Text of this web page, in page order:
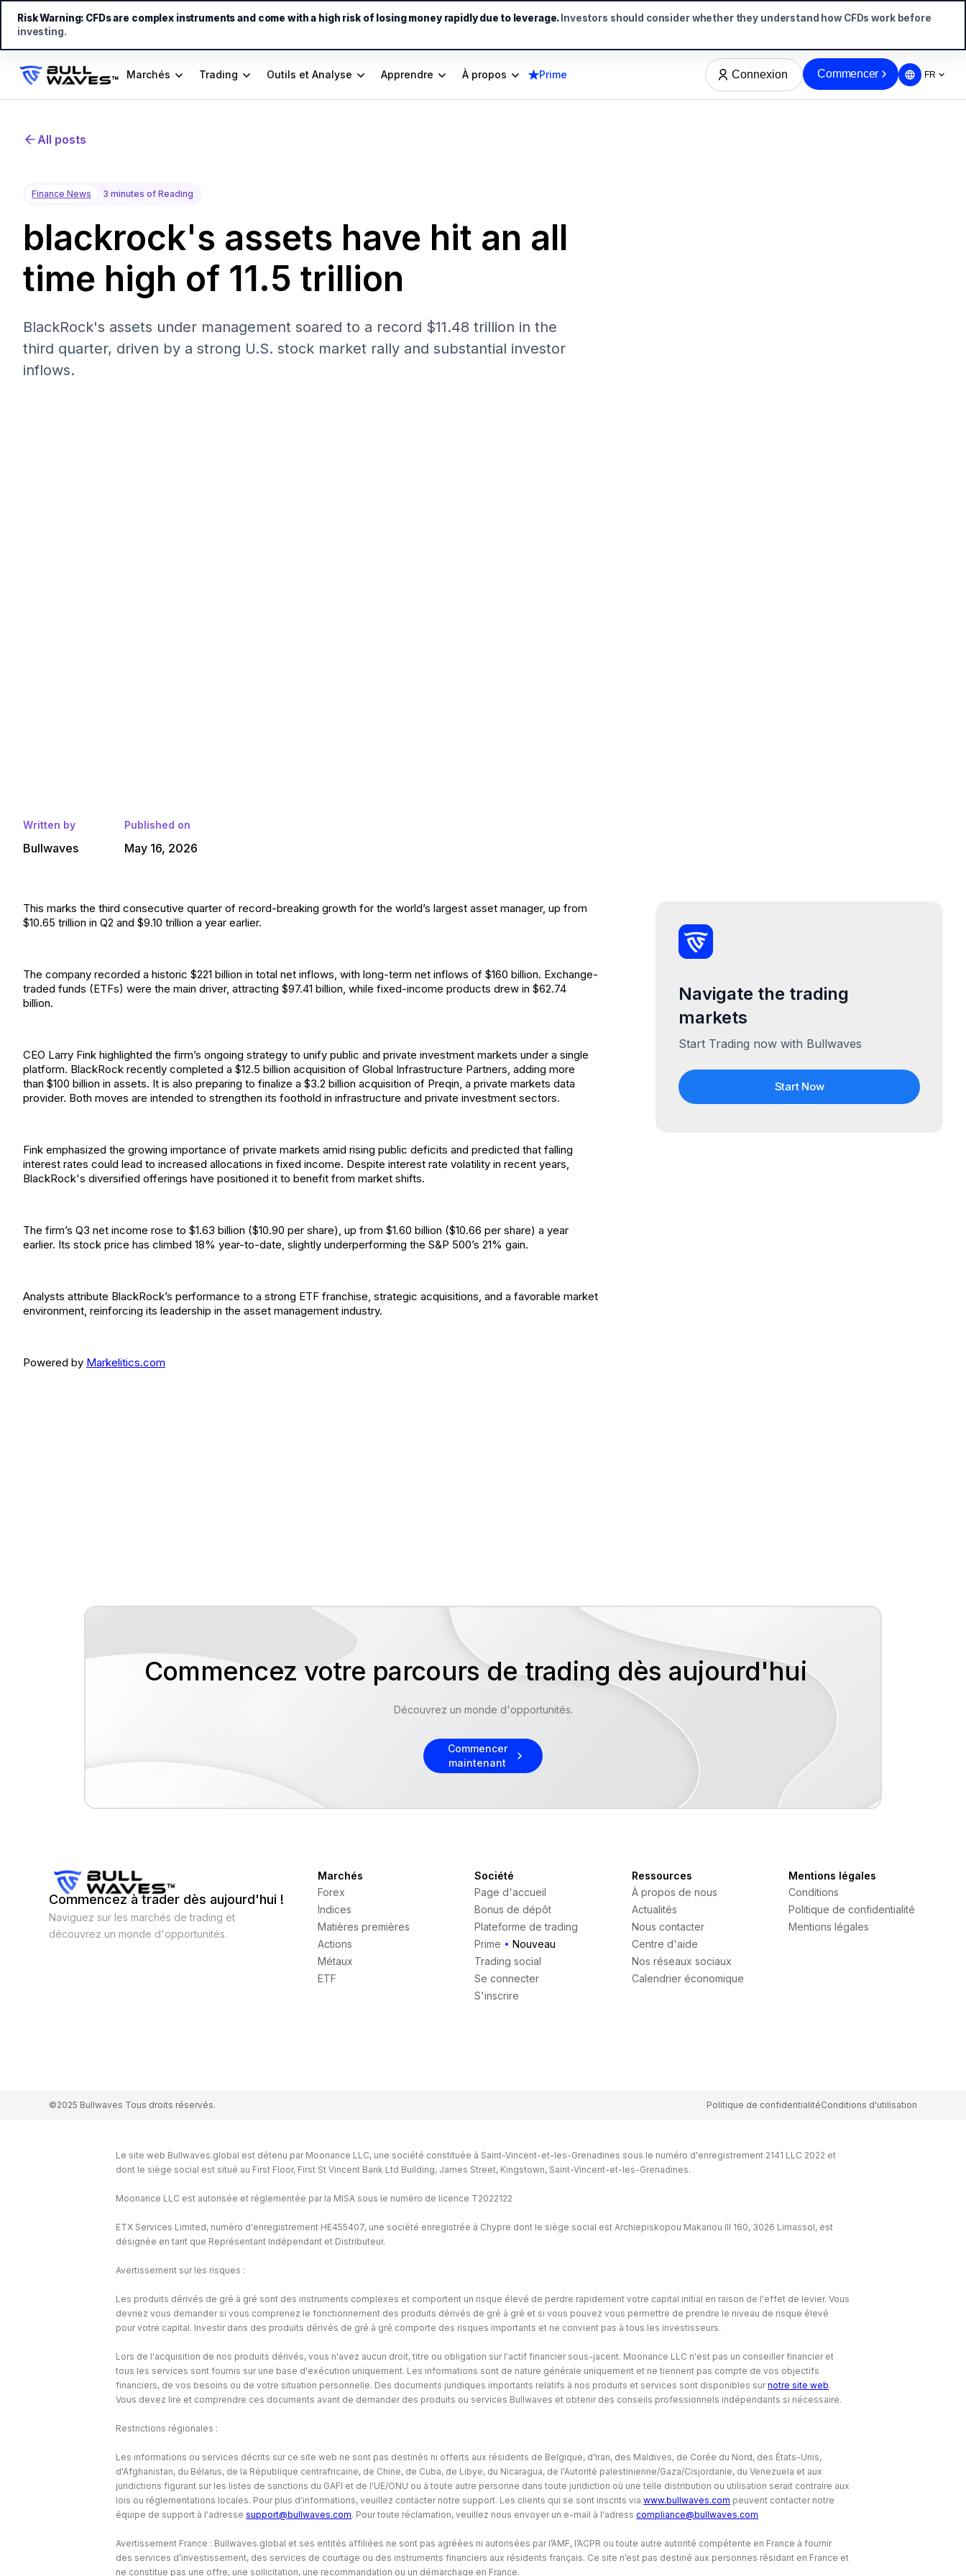
Marchés Trading Outils et Analyse Apprendre À propos Prime Connexion Commencer FR
All posts
Finance News 3 minutes of Reading
blackrock's assets have hit an all
time high of 11.5 trillion
BlackRock's assets under management soared to a record $11.48 trillion in the
third quarter, driven by a strong U.S. stock market rally and substantial investor
inflows.
Written by
Bullwaves
Published on
May 16, 2026
This marks the third consecutive quarter of record-breaking growth for the world’s largest asset manager, up from
$10.65 trillion in Q2 and $9.10 trillion a year earlier.
The company recorded a historic $221 billion in total net inflows, with long-term net inflows of $160 billion. Exchange-
traded funds (ETFs) were the main driver, attracting $97.41 billion, while fixed-income products drew in $62.74
billion.
CEO Larry Fink highlighted the firm’s ongoing strategy to unify public and private investment markets under a single
platform. BlackRock recently completed a $12.5 billion acquisition of Global Infrastructure Partners, adding more
than $100 billion in assets. It is also preparing to finalize a $3.2 billion acquisition of Preqin, a private markets data
provider. Both moves are intended to strengthen its foothold in infrastructure and private investment sectors.
Fink emphasized the growing importance of private markets amid rising public deficits and predicted that falling
interest rates could lead to increased allocations in fixed income. Despite interest rate volatility in recent years,
BlackRock's diversified offerings have positioned it to benefit from market shifts.
The firm’s Q3 net income rose to $1.63 billion ($10.90 per share), up from $1.60 billion ($10.66 per share) a year
earlier. Its stock price has climbed 18% year-to-date, slightly underperforming the S&P 500’s 21% gain.
Analysts attribute BlackRock’s performance to a strong ETF franchise, strategic acquisitions, and a favorable market
environment, reinforcing its leadership in the asset management industry.
Powered by Markelitics.com
Navigate the trading
markets
Start Trading now with Bullwaves
Start Now
Commencez votre parcours de trading dès aujourd'hui
Découvrez un monde d'opportunités.
Commencer
maintenant
Commencez à trader dès aujourd'hui !
Naviguez sur les marchés de trading et
découvrez un monde d'opportunités.
Marchés
Forex
Indices
Matières premières
Actions
Métaux
ETF
Société
Page d'accueil
Bonus de dépôt
Plateforme de trading
Prime
Nouveau
Trading social
Se connecter
S'inscrire
Ressources
À propos de nous
Actualités
Nous contacter
Centre d'aide
Nos réseaux sociaux
Calendrier économique
Mentions légales
Conditions
Politique de confidentialité
Mentions légales
©2025 Bullwaves Tous droits réservés. Politique de confidentialitéConditions d'utilisation
Le site web Bullwaves.global est détenu par Moonance LLC, une société constituée à Saint-Vincent-et-les-Grenadines sous le numéro d'enregistrement 2141 LLC 2022 et
dont le siège social est situé au First Floor, First St Vincent Bank Ltd Building, James Street, Kingstown, Saint-Vincent-et-les-Grenadines.
Moonance LLC est autorisée et réglementée par la MISA sous le numéro de licence T2022122
ETX Services Limited, numéro d'enregistrement HE455407, une société enregistrée à Chypre dont le siège social est Archiepiskopou Makariou lll 160, 3026 Limassol, est
désignée en tant que Représentant Indépendant et Distributeur.
Avertissement sur les risques :
Les produits dérivés de gré à gré sont des instruments complexes et comportent un risque élevé de perdre rapidement votre capital initial en raison de l'effet de levier. Vous
devriez vous demander si vous comprenez le fonctionnement des produits dérivés de gré à gré et si vous pouvez vous permettre de prendre le niveau de risque élevé
pour votre capital. Investir dans des produits dérivés de gré à gré comporte des risques importants et ne convient pas à tous les investisseurs.
Lors de l'acquisition de nos produits dérivés, vous n'avez aucun droit, titre ou obligation sur l'actif financier sous-jacent. Moonance LLC n'est pas un conseiller financier et
tous les services sont fournis sur une base d'exécution uniquement. Les informations sont de nature générale uniquement et ne tiennent pas compte de vos objectifs
financiers, de vos besoins ou de votre situation personnelle. Des documents juridiques importants relatifs à nos produits et services sont disponibles surnotre site web.
Vous devez lire et comprendre ces documents avant de demander des produits ou services Bullwaves et obtenir des conseils professionnels indépendants si nécessaire.
Restrictions régionales :
Les informations ou services décrits sur ce site web ne sont pas destinés ni offerts aux résidents de Belgique, d'Iran, des Maldives, de Corée du Nord, des États-Unis,
d'Afghanistan, du Bélarus, de la République centrafricaine, de Chine, de Cuba, de Libye, du Nicaragua, de l'Autorité palestinienne/Gaza/Cisjordanie, du Venezuela et aux
juridictions figurant sur les listes de sanctions du GAFI et de l'UE/ONU ou à toute autre personne dans toute juridiction où une telle distribution ou utilisation serait contraire aux
lois ou réglementations locales. Pour plus d'informations, veuillez contacter notre support. Les clients qui se sont inscrits viawww.bullwaves.com peuvent contacter notre
équipe de support à l'adressesupport@bullwaves.com. Pour toute réclamation, veuillez nous envoyer un e-mail à l'adresscompliance@bullwaves.com
Avertissement France : Bullwaves.global et ses entités affiliées ne sont pas agréées ni autorisées par l’AMF, l’ACPR ou toute autre autorité compétente en France à fournir
des services d’investissement, des services de courtage ou des instruments financiers aux résidents français. Ce site n’est pas destiné aux personnes résidant en France et
ne constitue pas une offre, une sollicitation, une recommandation ou un démarchage en France.
Risk Warning: CFDs are complex instruments and come with a high risk of losing money rapidly due to leverage. Investors should consider whether they understand how CFDs work before
investing.